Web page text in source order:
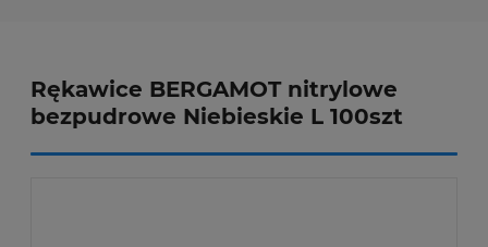
Rękawice BERGAMOT nitrylowe
bezpudrowe Niebieskie L 100szt